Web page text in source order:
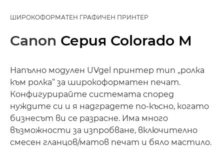
ШИРОКОФОРМАТЕН ГРАФИЧЕН ПРИНТЕР
Canon Серия Colorado M
Напълно модулен UVgel принтер тип „ролка
към ролка“ за широкоформатен печат.
Конфигурирайте системата според
нуждите си и я надградете по-късно, когато
бизнесът ви се разрасне. Има много
възможности за изпробване, включително
смесен гланцов/матов печат и бяло мастило.